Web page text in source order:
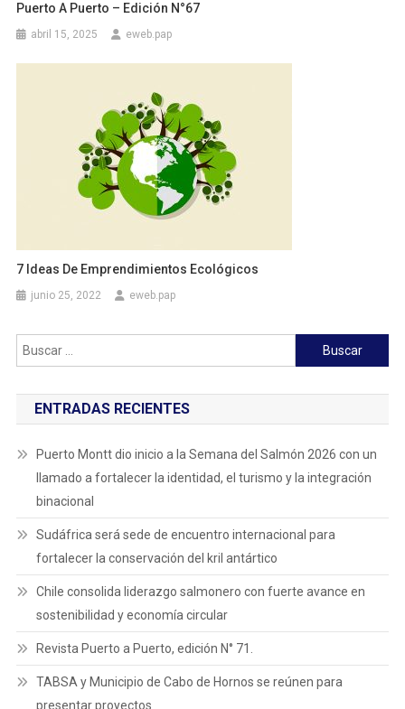
Puerto A Puerto – Edición N°67
abril 15, 2025 eweb.pap
7 Ideas De Emprendimientos Ecológicos
junio 25, 2022 eweb.pap
Buscar:
ENTRADAS RECIENTES
Puerto Montt dio inicio a la Semana del Salmón 2026 con un
llamado a fortalecer la identidad, el turismo y la integración
binacional
Sudáfrica será sede de encuentro internacional para
fortalecer la conservación del kril antártico
Chile consolida liderazgo salmonero con fuerte avance en
sostenibilidad y economía circular
Revista Puerto a Puerto, edición N° 71.
TABSA y Municipio de Cabo de Hornos se reúnen para
presentar proyectos